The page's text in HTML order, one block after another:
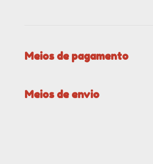
Meios de pagamento
Meios de envio